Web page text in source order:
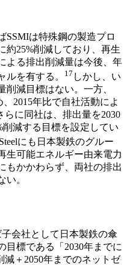
SSMIは特殊鋼の製造プロ
約25%削減しており、再生
よる排出削減量は今後、年
ルを有する 。 17 しかし、い
削減目標はない。一方、
2015年比で自社活動によ
らに同社は、排出量を2030
削減する目標を設定してい
にも日本製鉄のグルー
生可能エネルギー由来電力
もかかわらず、両社の排出
い。
会社として日本製鉄の傘
目標である「2030年までに
減＋2050年までのネットゼ